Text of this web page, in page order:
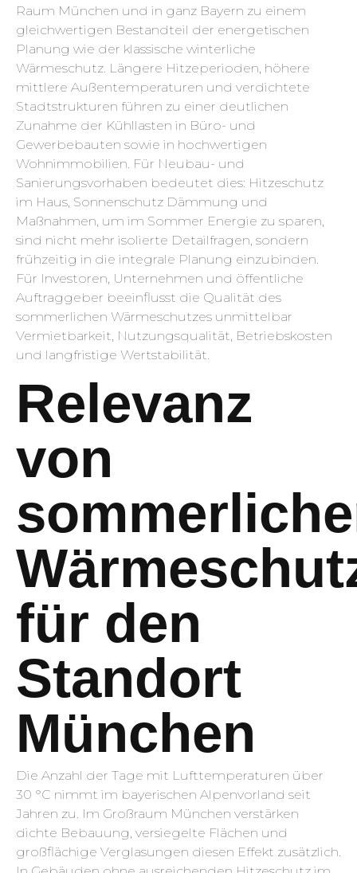
Raum München und in ganz Bayern zu einem
gleichwertigen Bestandteil der energetischen
Planung wie der klassische winterliche
Wärmeschutz. Längere Hitzeperioden, höhere
mittlere Außentemperaturen und verdichtete
Stadtstrukturen führen zu einer deutlichen
Zunahme der Kühllasten in Büro- und
Gewerbebauten sowie in hochwertigen
Wohnimmobilien. Für Neubau- und
Sanierungsvorhaben bedeutet dies: Hitzeschutz
im Haus, Sonnenschutz Dämmung und
Maßnahmen, um im Sommer Energie zu sparen,
sind nicht mehr isolierte Detailfragen, sondern
frühzeitig in die integrale Planung einzubinden.
Für Investoren, Unternehmen und öffentliche
Auftraggeber beeinflusst die Qualität des
sommerlichen Wärmeschutzes unmittelbar
Vermietbarkeit, Nutzungsqualität, Betriebskosten
und langfristige Wertstabilität.
Relevanz
von
für den
Standort
München
Die Anzahl der Tage mit Lufttemperaturen über
30 °C nimmt im bayerischen Alpenvorland seit
Jahren zu. Im Großraum München verstärken
dichte Bebauung, versiegelte Flächen und
großflächige Verglasungen diesen Effekt zusätzlich.